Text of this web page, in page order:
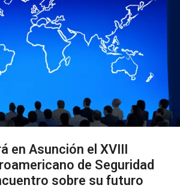
en Asunción el XVIII
de Seguridad
sobre su futuro